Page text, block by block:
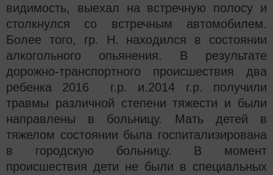
видимость, выехал на встречную полосу и
столкнулся со встречным автомобилем.
Более того, гр. Н. находился в состоянии
алкогольного опьянения. В результате
дорожно-транспортного происшествия два
ребенка 2016 г.р. и.2014 г.р. получили
травмы различной степени тяжести и были
направлены в больницу. Мать детей в
тяжелом состоянии была госпитализирована
в городскую больницу. В момент
происшествия дети не были в специальных